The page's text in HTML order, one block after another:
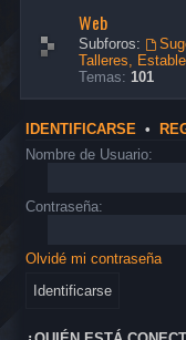
Web
Subforos:
Talleres,
Temas: 101
IDENTIFICARSE •
Nombre de Usuario:
Contraseña:
Olvidé mi contraseña